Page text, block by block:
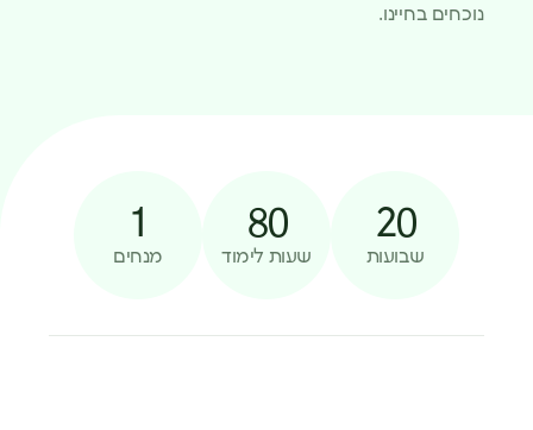
נוכחים בחיינו.
20
שבועות
80
שעות לימוד
1
מנחים